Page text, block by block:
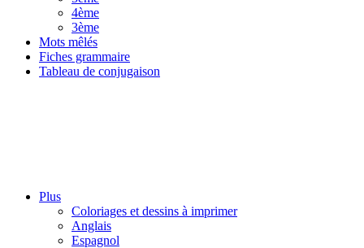
4ème
3ème
Mots mêlés
Fiches grammaire
Tableau de conjugaison
Plus
Coloriages et dessins à imprimer
Anglais
Espagnol